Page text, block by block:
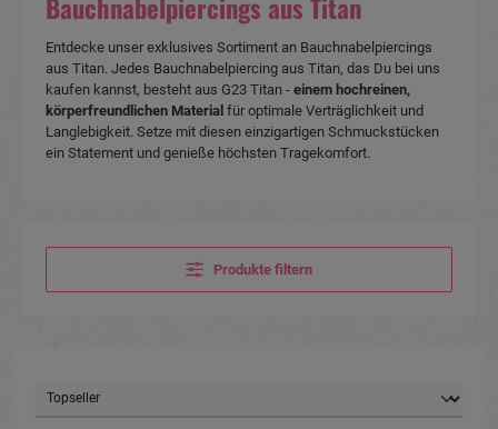
Entdecke unser exklusives Sortiment an Bauchnabelpiercings
aus Titan. Jedes Bauchnabelpiercing aus Titan, das Du bei uns
kaufen kannst, besteht aus G23 Titan - einem hochreinen,
körperfreundlichen Material für optimale Verträglichkeit und
Langlebigkeit. Setze mit diesen einzigartigen Schmuckstücken
ein Statement und genieße höchsten Tragekomfort.
Produkte filtern